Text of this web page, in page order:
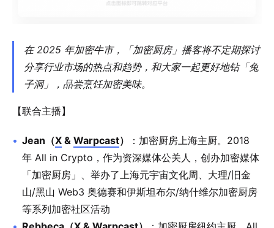
在 2025 年加密牛市，「加密厨房」播客将不定期探讨
分享行业市场的热点和趋势，和大家一起更好地钻「兔
子洞」，品尝烹饪加密美味。
【联合主播】
Jean（X & Warpcast）
：加密厨房上海主厨。2018
年 All in Crypto，作为资深媒体公关人，创办加密媒体
「加密厨房」、举办了上海元宇宙文化周、大理/旧金
山/黑山 Web3 奥德赛和伊斯坦布尔/纳什维尔加密厨房
等系列加密社区活动